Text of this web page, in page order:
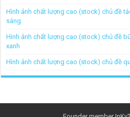
Hình ảnh chất lượng cao (stock) chủ đề
sáng
Hình ảnh chất lượng cao (stock) chủ đề
xanh
Hình ảnh chất lượng cao (stock) chủ đề